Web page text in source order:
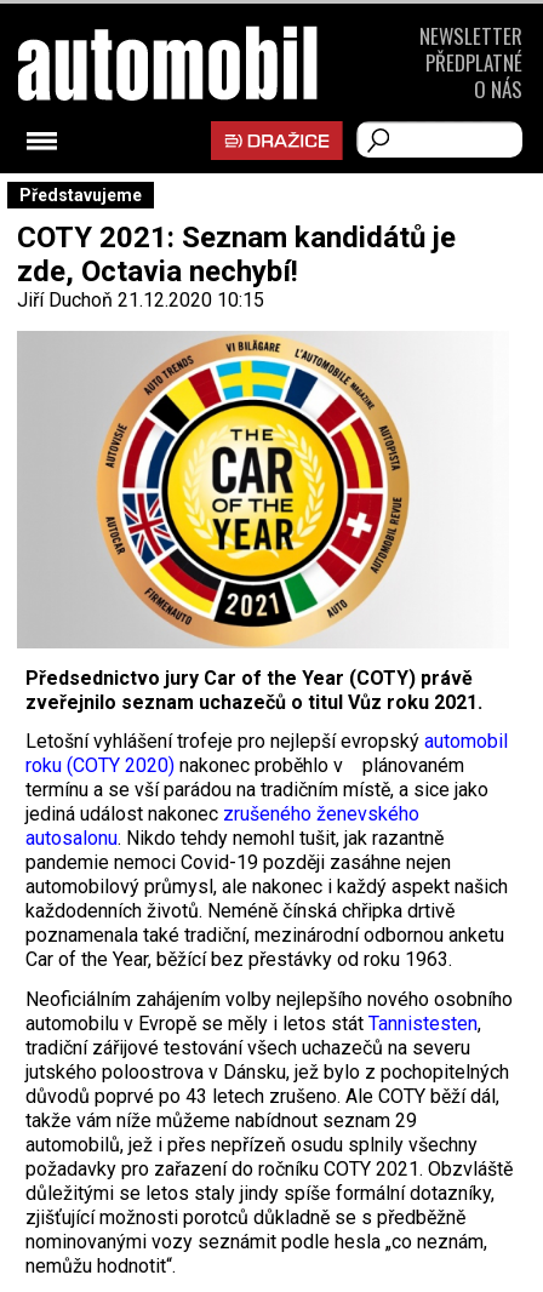
Představujeme
COTY 2021: Seznam kandidátů je
zde, Octavia nechybí!
Jiří Duchoň 21.12.2020 10:15
Předsednictvo jury Car of the Year (COTY) právě
zveřejnilo seznam uchazečů o titul Vůz roku 2021.
Letošní vyhlášení trofeje pro nejlepší evropský automobil
roku (COTY 2020) nakonec proběhlo v plánovaném
termínu a se vší parádou na tradičním místě, a sice jako
jediná událost nakonec zrušeného ženevského
autosalonu. Nikdo tehdy nemohl tušit, jak razantně
pandemie nemoci Covid-19 později zasáhne nejen
automobilový průmysl, ale nakonec i každý aspekt našich
každodenních životů. Neméně čínská chřipka drtivě
poznamenala také tradiční, mezinárodní odbornou anketu
Car of the Year, běžící bez přestávky od roku 1963.
Neoficiálním zahájením volby nejlepšího nového osobního
automobilu v Evropě se měly i letos stát Tannistesten,
tradiční zářijové testování všech uchazečů na severu
jutského poloostrova v Dánsku, jež bylo z pochopitelných
důvodů poprvé po 43 letech zrušeno. Ale COTY běží dál,
takže vám níže můžeme nabídnout seznam 29
automobilů, jež i přes nepřízeň osudu splnily všechny
požadavky pro zařazení do ročníku COTY 2021. Obzvláště
důležitými se letos staly jindy spíše formální dotazníky,
zjišťující možnosti porotců důkladně se s předběžně
nominovanými vozy seznámit podle hesla „co neznám,
nemůžu hodnotit“.
NEWSLETTER
PŘEDPLATNÉ
O NÁS